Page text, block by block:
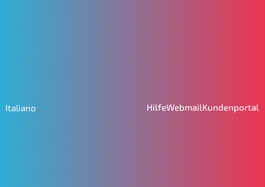
Italiano HilfeWebmailKundenportal